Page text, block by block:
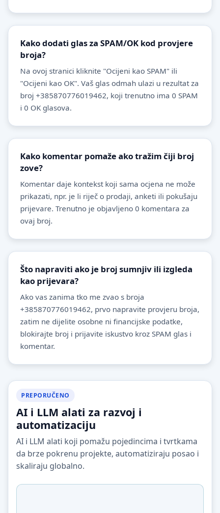
Kako dodati glas za SPAM/OK kod provjere
broja?
Na ovoj stranici kliknite "Ocijeni kao SPAM" ili
"Ocijeni kao OK". Vaš glas odmah ulazi u rezultat za
broj +385870776019462, koji trenutno ima 0 SPAM
i 0 OK glasova.
Kako komentar pomaže ako tražim čiji broj
zove?
Komentar daje kontekst koji sama ocjena ne može
prikazati, npr. je li riječ o prodaji, anketi ili pokušaju
prijevare. Trenutno je objavljeno 0 komentara za
ovaj broj.
Što napraviti ako je broj sumnjiv ili izgleda
kao prijevara?
Ako vas zanima tko me zvao s broja
+385870776019462, prvo napravite provjeru broja,
zatim ne dijelite osobne ni financijske podatke,
blokirajte broj i prijavite iskustvo kroz SPAM glas i
komentar.
PREPORUČENO
AI i LLM alati za razvoj i
automatizaciju
AI i LLM alati koji pomažu pojedincima i tvrtkama
da brze pokrenu projekte, automatiziraju posao i
skaliraju globalno.